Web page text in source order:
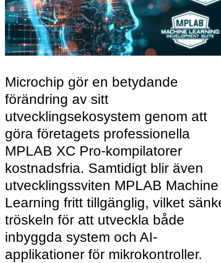
Microchip gör en betydande
förändring av sitt
utvecklingsekosystem genom att
göra företagets professionella
MPLAB XC Pro-kompilatorer
kostnadsfria. Samtidigt blir även
utvecklingssviten MPLAB Machine
Learning fritt tillgänglig, vilket
tröskeln för att utveckla både
inbyggda system och AI-
applikationer för mikrokontroller.